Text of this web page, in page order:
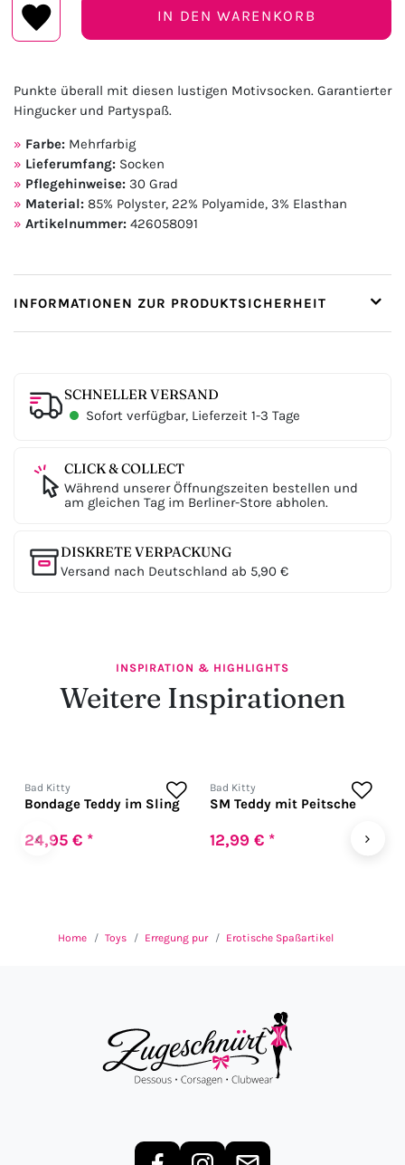
IN DEN WARENKORB
Punkte überall mit diesen lustigen Motivsocken. Garantierter
Hingucker und Partyspaß.
Farbe: Mehrfarbig
Lieferumfang: Socken
Pflegehinweise: 30 Grad
Material: 85% Polyster, 22% Polyamide, 3% Elasthan
Artikelnummer: 426058091
INFORMATIONEN ZUR PRODUKTSICHERHEIT
SCHNELLER VERSAND
Sofort verfügbar, Lieferzeit 1-3 Tage
CLICK & COLLECT
Während unserer Öffnungszeiten bestellen und
am gleichen Tag im Berliner-Store abholen.
DISKRETE VERPACKUNG
Versand nach Deutschland ab 5,90 €
INSPIRATION & HIGHLIGHTS
Weitere Inspirationen
‹
Bad Kitty
Bondage Teddy im Sling
24,95 € *
Bad Kitty
SM Teddy mit Peitsche
12,99 € * ›
Home Toys Erregung pur Erotische Spaßartikel